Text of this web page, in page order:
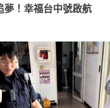
夢！幸福台中號啟航